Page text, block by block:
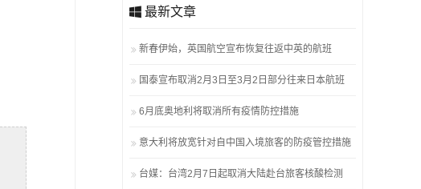
最新文章
新春伊始，英国航空宣布恢复往返中英的航班
国泰宣布取消2月3日至3月2日部分往来日本航班
6月底奥地利将取消所有疫情防控措施
意大利将放宽针对自中国入境旅客的防疫管控措施
台媒：台湾2月7日起取消大陆赴台旅客核酸检测